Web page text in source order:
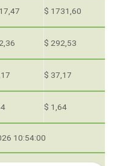
$ 1731,60
$ 292,53
$ 37,17
$ 1,64
10:54:00